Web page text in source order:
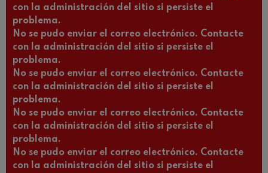
con la administración del sitio si persiste el
problema.
No se pudo enviar el correo electrónico. Contacte
con la administración del sitio si persiste el
problema.
No se pudo enviar el correo electrónico. Contacte
con la administración del sitio si persiste el
problema.
No se pudo enviar el correo electrónico. Contacte
con la administración del sitio si persiste el
problema.
No se pudo enviar el correo electrónico. Contacte
con la administración del sitio si persiste el